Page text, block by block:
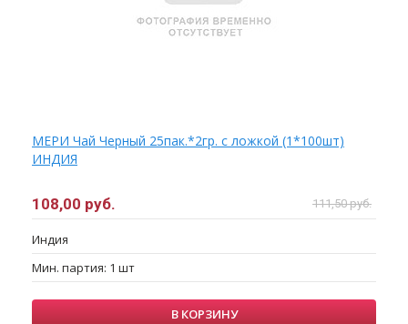
МЕРИ Чай Черный 25пак.*2гр. с ложкой (1*100шт)
ИНДИЯ
108,00 руб. 111,50 руб.
Индия
Мин. партия: 1 шт
В КОРЗИНУ